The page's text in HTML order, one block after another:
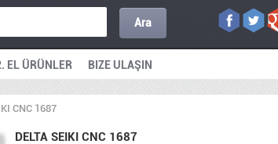
Ara
EL ÜRÜNLER BIZE ULAŞIN
CNC 1687
DELTA SEIKI CNC 1687